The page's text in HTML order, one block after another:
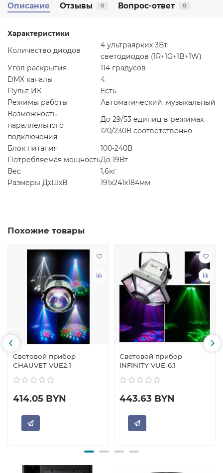
Описание Отзывы 0 Вопрос-ответ 0
Характеристики
Количество диодов
4 ультраярких 3Вт
светодиодов (1R+1G+1B+1W)
Угол раскрытия
114 градусов
DMX каналы
4
Пульт ИК
Есть
Режимы работы
Автоматический, музыкальный
Возможность
параллельного
подключения
До 29/53 единиц в режимах
120/230В соответственно
Блок питания
100-240В
Потребляемая мощностьДо 19Вт
Вес
1,6кг
Размеры ДхШхВ
191х241х184мм
Похожие товары
Световой прибор
CHAUVET VUE2.1
414.05 BYN
Световой прибор
INFINITY VUE-6.1
443.63 BYN